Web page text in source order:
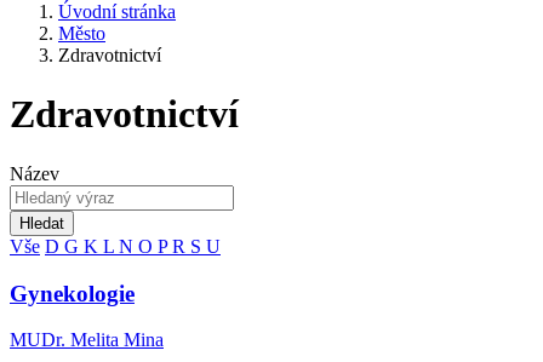
Úvodní stránka
Město
Zdravotnictví
Zdravotnictví
Název
Hledat
Vše D G K L N O PR S U
Gynekologie
MUDr. Melita Mina